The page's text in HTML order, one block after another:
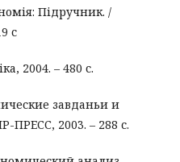
Підручник. /
с
2004. – 480 с.
завданьи и
2003. – 288 с.